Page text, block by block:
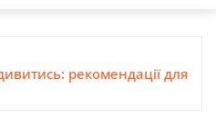
рекомендації для